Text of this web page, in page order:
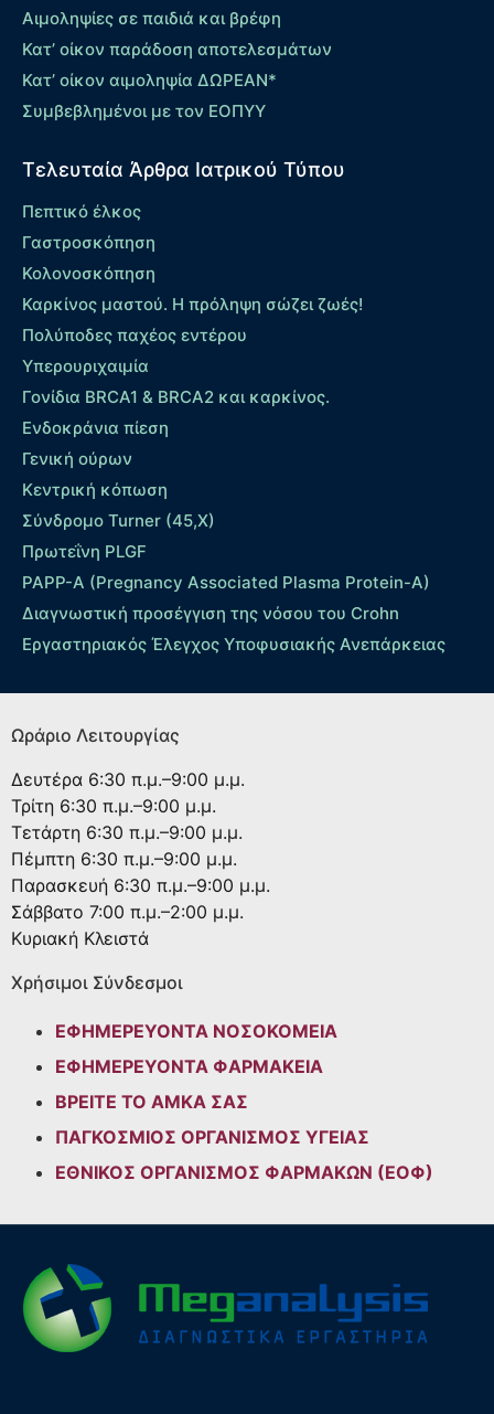
Αιμοληψίες σε παιδιά και βρέφη
Κατ’ οίκον παράδοση αποτελεσμάτων
Κατ’ οίκον αιμοληψία ΔΩΡΕΑΝ*
Συμβεβλημένοι με τον ΕΟΠΥΥ
Τελευταία Άρθρα Ιατρικού Τύπου
Πεπτικό έλκος
Γαστροσκόπηση
Κολονοσκόπηση
Καρκίνος μαστού. Η πρόληψη σώζει ζωές!
Πολύποδες παχέος εντέρου
Yπερουριχαιμία
Γονίδια BRCA1 & BRCA2 και καρκίνος.
Ενδοκράνια πίεση
Γενική ούρων
Κεντρική κόπωση
Σύνδρομο Turner (45,X)
Πρωτεΐνη PLGF
PAPP-A (Pregnancy Associated Plasma Protein-A)
Διαγνωστική προσέγγιση της νόσου του Crohn
Εργαστηριακός Έλεγχος Υποφυσιακής Ανεπάρκειας
Ωράριο Λειτουργίας
Δευτέρα 6:30 π.μ.–9:00 μ.μ.
Τρίτη 6:30 π.μ.–9:00 μ.μ.
Τετάρτη 6:30 π.μ.–9:00 μ.μ.
Πέμπτη 6:30 π.μ.–9:00 μ.μ.
Παρασκευή 6:30 π.μ.–9:00 μ.μ.
Σάββατο 7:00 π.μ.–2:00 μ.μ.
Κυριακή Κλειστά
Χρήσιμοι Σύνδεσμοι
ΕΦΗΜΕΡΕΥΟΝΤΑ ΝΟΣΟΚΟΜΕΙΑ
ΕΦΗΜΕΡΕΥΟΝΤΑ ΦΑΡΜΑΚΕΙΑ
ΒΡΕΙΤΕ ΤΟ ΑΜΚΑ ΣΑΣ
ΠΑΓΚΟΣΜΙΟΣ ΟΡΓΑΝΙΣΜΟΣ ΥΓΕΙΑΣ
ΕΘΝΙΚΟΣ ΟΡΓΑΝΙΣΜΟΣ ΦΑΡΜΑΚΩΝ (ΕΟΦ)